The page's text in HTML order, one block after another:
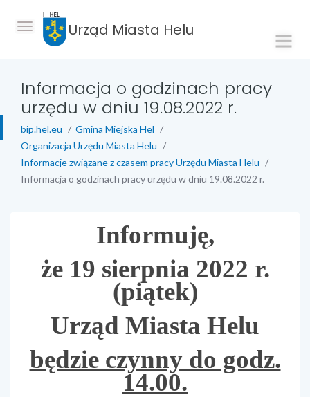
Urząd Miasta Helu
Informacja o godzinach pracy
urzędu w dniu 19.08.2022 r.
bip.hel.eu
Gmina Miejska Hel
Organizacja Urzędu Miasta Helu
Informacje związane z czasem pracy Urzędu Miasta Helu
Informacja o godzinach pracy urzędu w dniu 19.08.2022 r.
Informuję,
że 19 sierpnia 2022 r.
(piątek)
Urząd Miasta Helu
będzie czynny do godz.
14.00.